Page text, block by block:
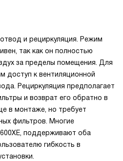
и рециркуляция. Режим
так как он полностью
за пределы помещения. Для
доступ к вентиляционной
Рециркуляция предполагает
и возврат его обратно в
в монтаже, но требует
фильтров. Многие
поддерживают оба
гибкость в